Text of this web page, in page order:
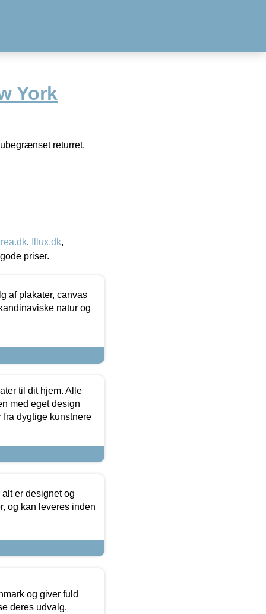
York
returret.
, Illux.dk,
priser.
af plakater, canvas
natur og
til dit hjem. Alle
med eget design
dygtige kunstnere
er designet og
og kan leveres inden
og giver fuld
deres udvalg.